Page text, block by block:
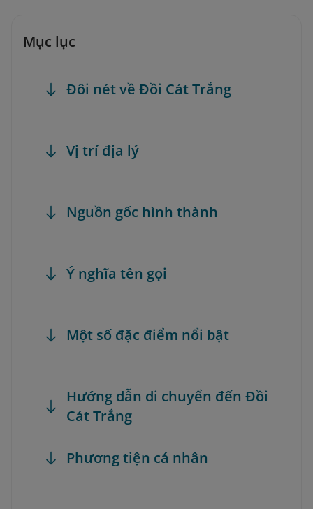
Mục lục
Đôi nét về Đồi Cát Trắng
Vị trí địa lý
Nguồn gốc hình thành
Ý nghĩa tên gọi
Một số đặc điểm nổi bật
Hướng dẫn di chuyển đến Đồi
Cát Trắng
Phương tiện cá nhân